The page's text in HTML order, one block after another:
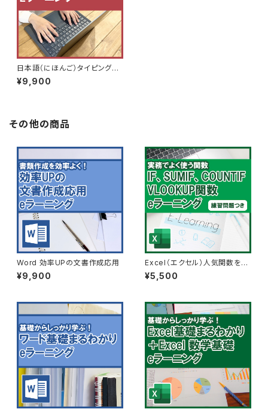
日本語（にほんご）タイピングe
ラーニング
¥9,900
その他の商品
Word 効率UPの文書作成応用
¥9,900
Excel（エクセル）人気関数を学
ぶ講座（IF,VLOOKUPなど）演
習付き
¥5,500